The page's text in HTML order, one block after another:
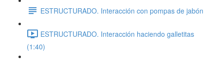
ESTRUCTURADO. Interacción con pompas de jabón
ESTRUCTURADO. Interacción haciendo galletitas
(1:40)